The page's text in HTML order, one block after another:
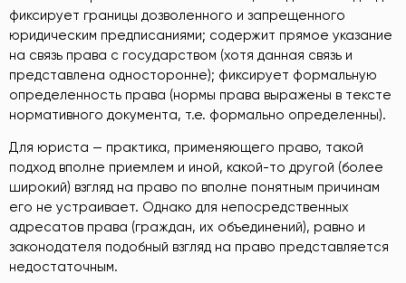
фиксирует границы дозволенного и запрещенного
юридическим предписаниями; содержит прямое указание
на связь права с государством (хотя данная связь и
представлена односторонне); фиксирует формальную
определенность права (нормы права выражены в тексте
нормативного документа, т.е. формально определенны).
Для юриста — практика, применяющего право, такой
подход вполне приемлем и иной, какой-то другой (более
широкий) взгляд на право по вполне понятным причинам
его не устраивает. Однако для непосредственных
адресатов права (граждан, их объединений), равно и
законодателя подобный взгляд на право представляется
недостаточным.